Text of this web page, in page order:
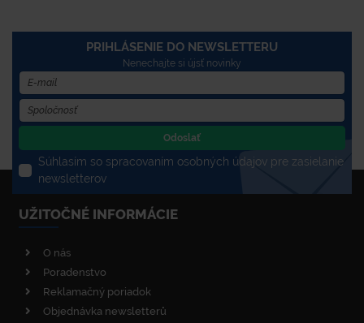
PRIHLÁSENIE DO NEWSLETTERU
Nenechajte si újsť novinky
Odoslať
Súhlasím so spracovaním osobných údajov pre zasielanie
newsletterov
UŽITOČNÉ INFORMÁCIE
O nás
Poradenstvo
Reklamačný poriadok
Objednávka newsletterů